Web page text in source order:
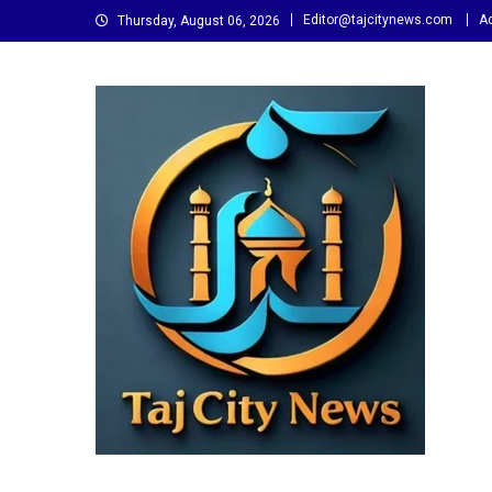
to
Thursday, August 06, 2026 Editor@tajcitynews.com